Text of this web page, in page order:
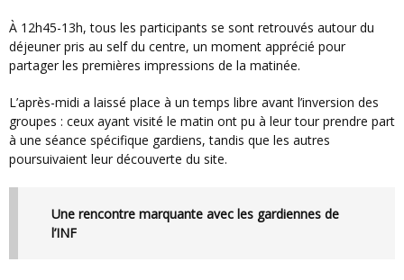
À 12h45-13h, tous les participants se sont retrouvés autour du
déjeuner pris au self du centre, un moment apprécié pour
partager les premières impressions de la matinée.
L’après-midi a laissé place à un temps libre avant l’inversion des
groupes : ceux ayant visité le matin ont pu à leur tour prendre part
à une séance spécifique gardiens, tandis que les autres
poursuivaient leur découverte du site.
Une rencontre marquante avec les gardiennes de
l’INF